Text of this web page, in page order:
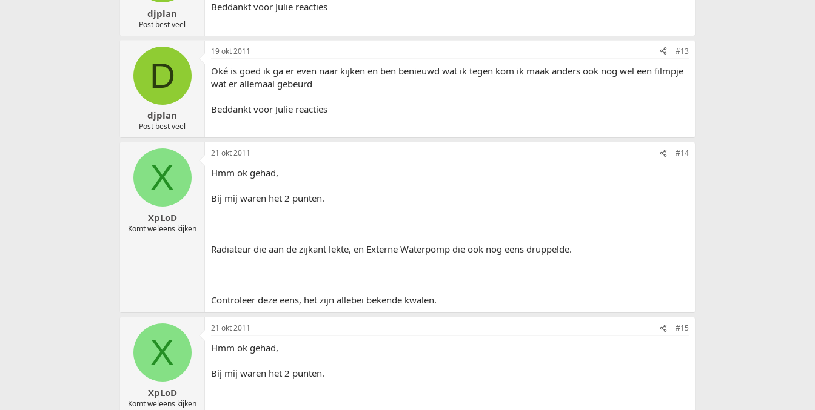
djplan
Post best veel
Beddankt voor Julie reacties
D
djplan
Post best veel
19 okt 2011 #13
Oké is goed ik ga er even naar kijken en ben benieuwd wat ik tegen kom ik maak anders ook nog wel een filmpje
wat er allemaal gebeurd
Beddankt voor Julie reacties
X
XpLoD
Komt weleens kijken
21 okt 2011 #14
Hmm ok gehad,
Bij mij waren het 2 punten.
Radiateur die aan de zijkant lekte, en Externe Waterpomp die ook nog eens druppelde.
Controleer deze eens, het zijn allebei bekende kwalen.
X
XpLoD
Komt weleens kijken
21 okt 2011 #15
Hmm ok gehad,
Bij mij waren het 2 punten.